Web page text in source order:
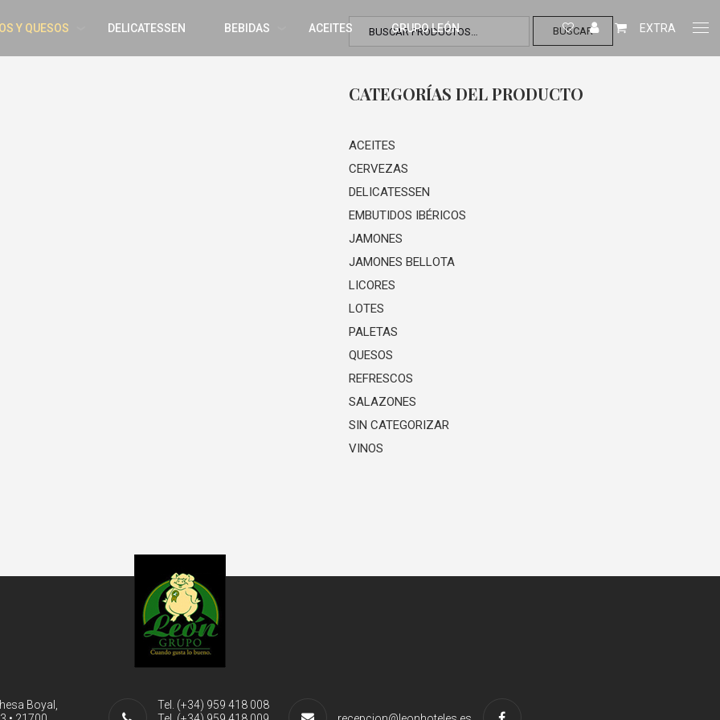
Y QUESOS DELICATESSEN BEBIDAS ACEITES GRUPO LEÓN EXTRA
BUSCAR
CATEGORÍAS DEL PRODUCTO
ACEITES
CERVEZAS
DELICATESSEN
EMBUTIDOS IBÉRICOS
JAMONES
JAMONES BELLOTA
LICORES
LOTES
PALETAS
QUESOS
REFRESCOS
SALAZONES
SIN CATEGORIZAR
VINOS
Boyal,
Tel. (+34) 959 418 008